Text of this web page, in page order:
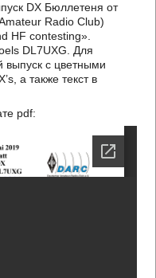
DX Бюллетеня от
Radio Club)
HF contesting».
DL7UXG. Для
выпуск с цветными
а также текст в
pdf: